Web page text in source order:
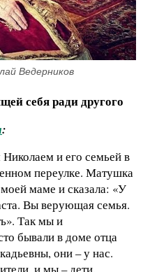
Ведерников
себя ради другого
:
и его семьей в
переулке. Матушка
маме и сказала: «У
Вы верующая семья.
Так мы и
бывали в доме отца
они – у нас.